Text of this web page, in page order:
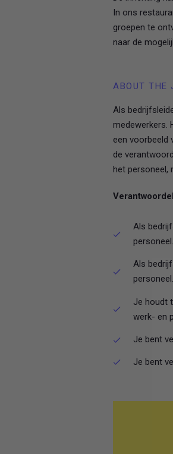
In ons
groepen te
naar de
ABOUT THE
Als
medewerkers.
een voorbeeld
de
het personeel,
Als
personeel.
Als
personeel.
Je houdt
werk- en
Je bent
Je bent